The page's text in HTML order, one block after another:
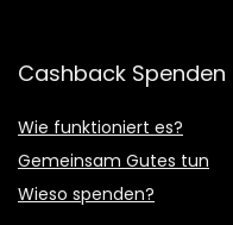
Cashback Spenden
Wie funktioniert es?
Gemeinsam Gutes tun
Wieso spenden?